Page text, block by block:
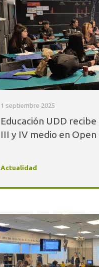
1 septiembre 2025
Educación UDD
III y IV medio en Open
Actualidad